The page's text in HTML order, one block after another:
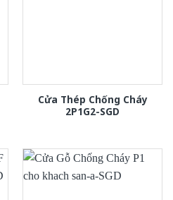
Cửa Thép Chống Cháy
2P1G2-SGD